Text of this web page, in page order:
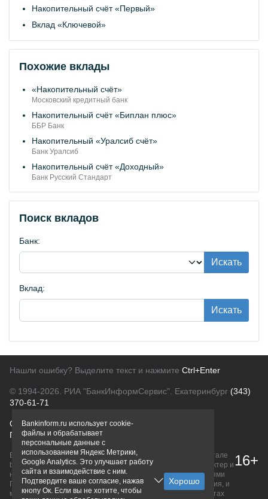
Накопительный счёт «Первый»
Вклад «Ключевой»
Похожие вклады
«Накопительный счёт»
Московский кредитный банк
Накопительный счёт «Биплан плюс»
ББР Банк
Накопительный «Уралсиб счёт»
Банк Уралсиб
Накопительный счёт «Доходный»
Банк Русский Стандарт
Поиск вкладов
Банк:
Искать
Вклад:
Искать
Нашли ошибку? Выделите текст и нажмите Ctrl+Enter
© 1994-2026. РИА "БанкИнформСервис". Екатеринбург (343)
370-61-71
О проектеПолитика конфиденциальности
Правовая информацияДля рекламодателей
Вся информация о продуктах банков, размещенная на портале
bankinform.ru, носит исключительно ознакомительный характер и
не является публичной офертой, определяемой положениями
ГК РФ. Информация не содержит точного и полного описания, и
может быть изменена. Конечные условия уточняйте на сайтах
16+
Bankinform.ru использует cookie-
файлы и обрабатывает
персональные данные с
использованием Яндекс Метрики,
Google Analytics. Это улучшает работу
сайта и взаимодействие с ним.
Подтвердите ваше согласие, нажав
кнопу Ок. Если вы не хотите, чтобы